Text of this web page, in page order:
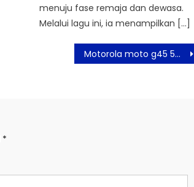
menuju fase remaja dan dewasa.
Melalui lagu ini, ia menampilkan […]
Motorola moto g45 5G Kini Sudah Tersedia! Dapatkan Harga Spesial Ramadan Rp 2,39 Juta
*